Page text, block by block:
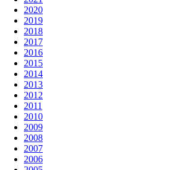
2020
2019
2018
2017
2016
2015
2014
2013
2012
2011
2010
2009
2008
2007
2006